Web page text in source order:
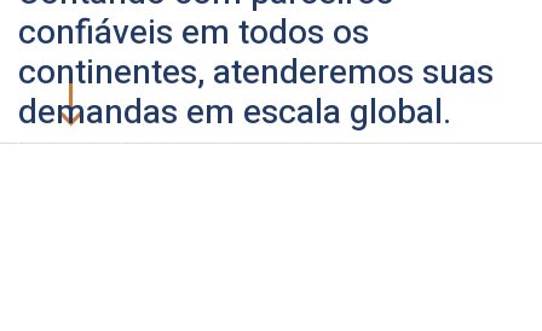
EXPLORAR
confiáveis em todos os
continentes, atenderemos suas
demandas em escala global.